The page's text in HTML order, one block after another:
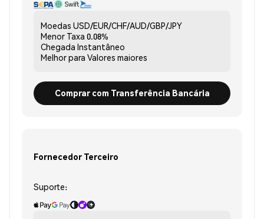
Moedas USD/EUR/CHF/AUD/GBP/JPY
Menor Taxa 0.08%
Chegada Instantâneo
Melhor para Valores maiores
Comprar com Transferência Bancária
Fornecedor Terceiro
Suporte: